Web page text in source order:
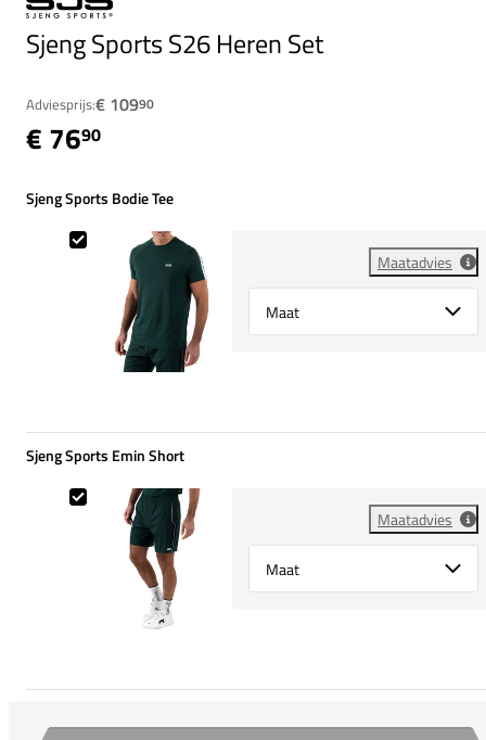
Sjeng Sports S26 Heren Set
Adviesprijs:€ 10990
€ 7690
Sjeng Sports Bodie Tee
Maatadvies
Select {option} for {name}
Sjeng Sports Bodie Tee
Sjeng Sports Emin Short
Maatadvies
Select {option} for {name}
Sjeng Sports Emin Short